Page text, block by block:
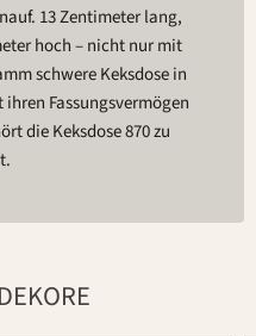
13 Zentimeter lang,
hoch – nicht nur mit
schwere Keksdose in
Fassungsvermögen
die Keksdose 870 zu